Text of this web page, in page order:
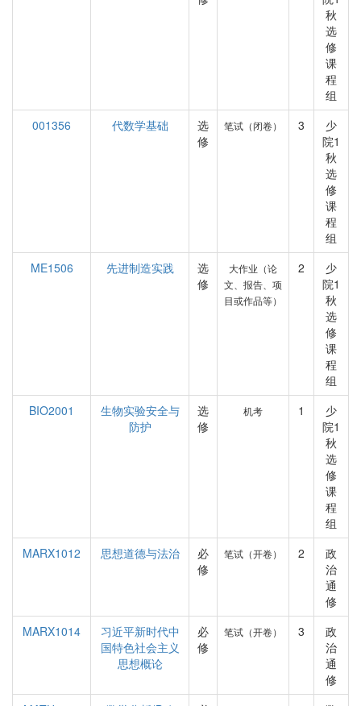
秋
选
修
课
程
组
001356
代数学基础
选
修
笔试（闭卷） 3
少
院1
秋
选
修
课
程
组
ME1506
先进制造实践
选
修
大作业（论
文、报告、项
目或作品等）
2
少
院1
秋
选
修
课
程
组
BIO2001
生物实验安全与
防护
选
修
机考 1
少
院1
秋
选
修
课
程
组
MARX1012
思想道德与法治
必
修
笔试（开卷） 2
政
治
通
修
MARX1014
习近平新时代中
国特色社会主义
思想概论
必
修
笔试（开卷） 3
政
治
通
修